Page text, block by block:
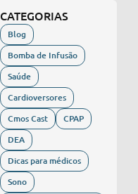
CATEGORIAS
Blog
Bomba de Infusão
Saúde
Cardioversores
Cmos Cast
CPAP
DEA
Dicas para médicos
Sono